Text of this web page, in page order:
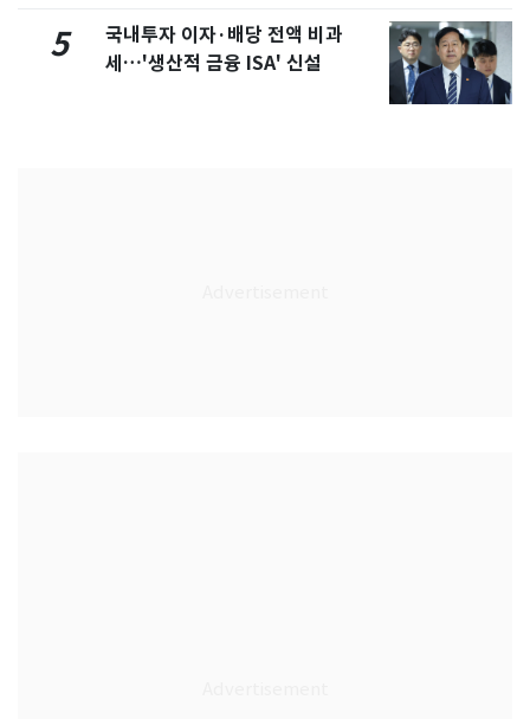
5
국내투자 이자·배당 전액 비과
세…'생산적 금융 ISA' 신설